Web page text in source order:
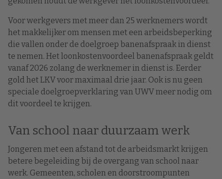
Voor werkgevers met meer dan 25 werknemers wordt
het makkelijker om mensen met een arbeidsbeperking
die vallen onder de doelgroep banenafspraak in dienst
te nemen. Het loonkostenvoordeel banenafspraak geldt
vanaf 2026 zolang de werknemer in dienst is. Eerder
gold het LKV voor maximaal drie jaar. Ook is nu geen
speciale doelgroepverklaring van UWV meer nodig om
dit voordeel te krijgen.
Van school naar duurzaam werk
Jongeren met een afstand tot de arbeidsmarkt krijgen
betere begeleiding bij de overgang van school naar
werk. Gemeenten, scholen en doorstroompunten